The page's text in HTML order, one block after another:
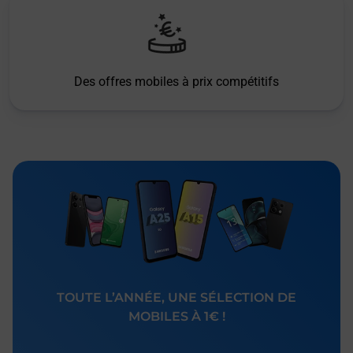
Des offres mobiles à prix compétitifs
TOUTE L’ANNÉE, UNE SÉLECTION DE
MOBILES À 1€ !